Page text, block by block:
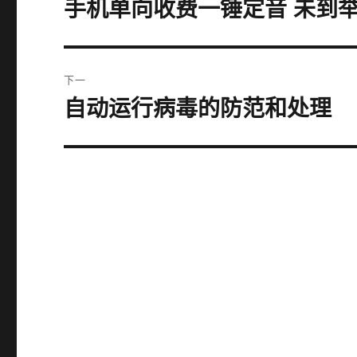
上
文
章：
手机单向收费一锤定音 未到
下一
下
文
自动运行病毒的防范和处理